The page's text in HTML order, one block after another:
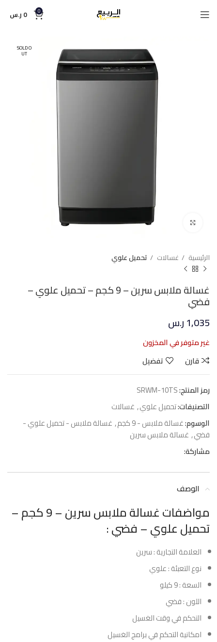
0
0 ر.س
SOLD O
UT
Click to enlarge
الرئيسية غسالات تحميل علوي
غسالة ملابس سرين – 9 كجم – تحميل علوي –
فضي
1,035ر.س
غير متوفر في المخزون
قارن
تفضيل
رمز المنتج:SRWM-10TS
التصنيفات:تحميل علوي, غسالات
الوسوم:غسالة ملابس - 9 كجم , غسالة ملابس - تحميل علوي -
فضي, غسالة ملابس سرين
مشاركة:
الوصف
مواضفات غسالة ملابس سرين – 9 كجم –
تحميل علوي – فضي :
العلامة التجارية : سرين
نوع التعبئة : علوي
السعة : 9 كيلو
اللون : فضي
التحكم في وقت الغسيل
امكانية التحكم في برامج الغسيل